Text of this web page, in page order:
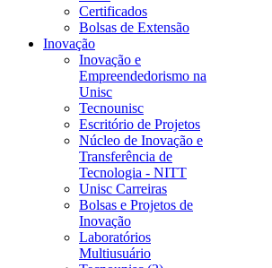
Certificados
Bolsas de Extensão
Inovação
Inovação e
Empreendedorismo na
Unisc
Tecnounisc
Escritório de Projetos
Núcleo de Inovação e
Transferência de
Tecnologia - NITT
Unisc Carreiras
Bolsas e Projetos de
Inovação
Laboratórios
Multiusuário